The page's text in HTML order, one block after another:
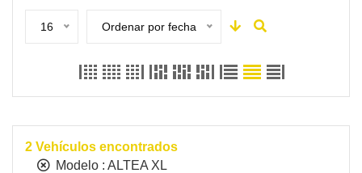
16 Ordenar por fecha
2 Vehículos encontrados
Modelo : ALTEA XL